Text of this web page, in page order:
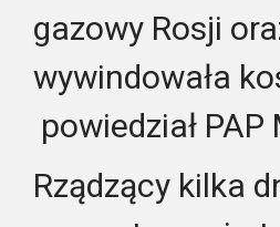
gazowy Rosji
wywindowała
powiedział
Rządzący kilka